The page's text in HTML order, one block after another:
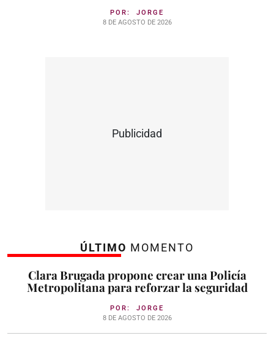
POR: JORGE
8 DE AGOSTO DE 2026
Publicidad
ÚLTIMO MOMENTO
Clara Brugada propone crear una Policía
Metropolitana para reforzar la seguridad
POR: JORGE
8 DE AGOSTO DE 2026